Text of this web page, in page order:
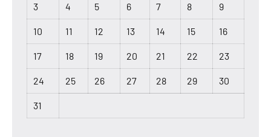
3 4 5 6 7 8 9
10 11 12 13 14 15 16
17 18 19 20 21 22 23
24 25 26 27 28 29 30
31